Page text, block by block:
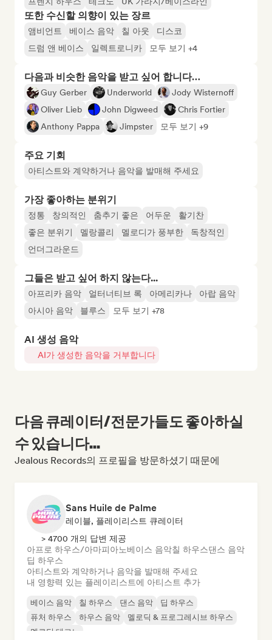
또한 수신할 의향이 있는 장르
앰비언트 베이스 음악 칠 아웃
디스코
드럼 앤 베이스
일렉트로니카 모두 보기 +4
다음과 비슷한 음악을 받고 싶어 합니다…
Guy Gerber Underworld
Jody Wisternoff
Oliver Lieb
John Digweed
Chris Fortier
Anthony Pappa
Jimpster 모두 보기 +9
주요 기회
아티스트와 계약하거나 음악을 발매해 주세요
가장 좋아하는 분위기
정통 창의적인 춤추기 좋은 어두운
활기찬
좋은 분위기
멜랑콜리 멜로디가 풍부한
독창적인
언더그라운드
그들은 받고 싶어 하지 않는다...
아프리카 음악 얼터너티브 록 아메리카나
아랍 음악
아시아 음악
블루스 모두 보기 +78
AI 생성 음악
AI가 생성한 음악을 거부합니다
다음 큐레이터/전문가들도 좋아하실
수 있습니다...
Jealous Records의 프로필을 방문하셨기 때문에
Sans Huile de Palme
레이블, 플레이리스트 큐레이터
> 4700 개의 답변 제공
아프로 하우스/아마피아노베이스 음악칠 하우스댄스 음악
딥 하우스
아티스트와 계약하거나 음악을 발매해 주세요
내 영향력 있는 플레이리스트에 아티스트 추가
베이스 음악 칠 하우스 댄스 음악
딥 하우스
퓨처 하우스
하우스 음악
멜로딕 & 프로그레시브 하우스
멜로딕 테크노